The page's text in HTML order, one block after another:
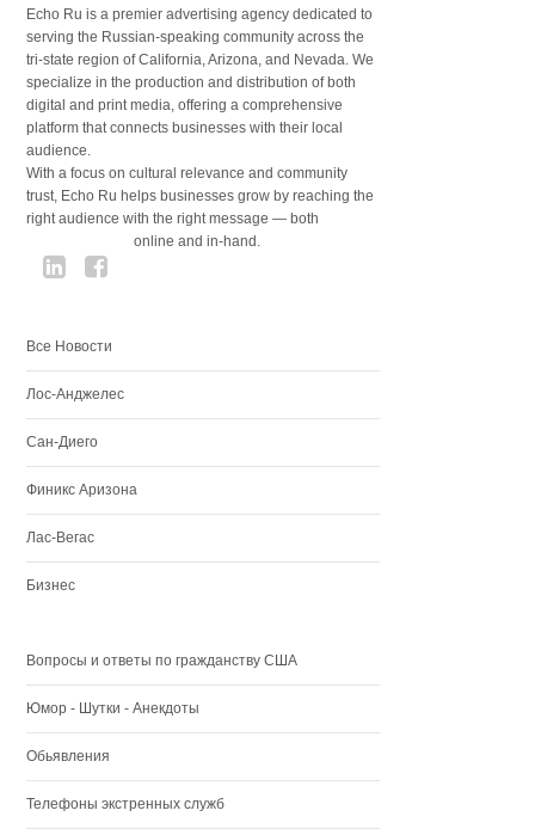
Echo Ru is a premier advertising agency dedicated to
serving the Russian-speaking community across the
tri-state region of California, Arizona, and Nevada. We
specialize in the production and distribution of both
digital and print media, offering a comprehensive
platform that connects businesses with their local
audience.
With a focus on cultural relevance and community
trust, Echo Ru helps businesses grow by reaching the
right audience with the right message — both
online and in-hand.
Все Новости
Лос-Анджелес
Сан-Диего
Финикс Аризона
Лас-Вегас
Бизнес
Вопросы и ответы по гражданству США
Юмор - Шутки - Анекдоты
Обьявления
Телефоны экстренных служб